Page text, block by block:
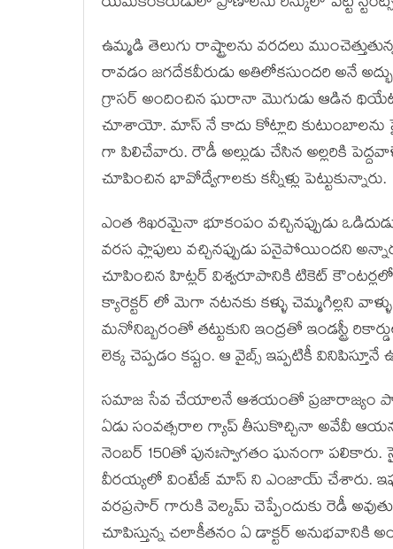
ఉమ్మడి తెలుగు రాష్ట్రాలను వరదలు
రావడం జగదేకవీరుడు అతిలోకసుందరి అనే
గ్రాసర్ అందించిన ఘరానా మొగుడు ఆడిన
చూశాయో. మాస్ నే కాదు కోట్లాది కుటుంబాలను
గా పిలిచేవారు. రౌడీ అల్లుడు చేసిన అల్లరికి
చూపించిన భావోద్వేగాలకు కన్నీళ్లు పెట్టుకున్నారు.
ఎంత శిఖరమైనా భూకంపం వచ్చినప్పుడు
వరస ఫ్లాపులు వచ్చినప్పుడు పనైపోయిందని
చూపించిన హిట్లర్ విశ్వరూపానికి టికెట్ కౌంటర్లలో
క్యారెక్టర్ లో మెగా నటనకు కళ్ళు చెమ్మగిల్లని
మనోనిబ్బరంతో తట్టుకుని ఇంద్రతో ఇండస్ట్రీ
లెక్క చెప్పడం కష్టం. ఆ వైబ్స్ ఇప్పటికీ
సమాజ సేవ చేయాలనే ఆశయంతో ప్రజారాజ్యం పార్టీ
ఏడు సంవత్సరాల గ్యాప్ తీసుకొచ్చినా అవేవీ
నెంబర్ 150తో పునఃస్వాగతం ఘనంగా
వీరయ్యలో వింటేజ్ మాస్ ని ఎంజాయ్ చేశారు.
వరప్రసార్ గారుకి వెల్కమ్ చెప్పేందుకు రెడీ
చూపిస్తున్న చలాకీతనం ఏ డాక్టర్ అనుభవానికి